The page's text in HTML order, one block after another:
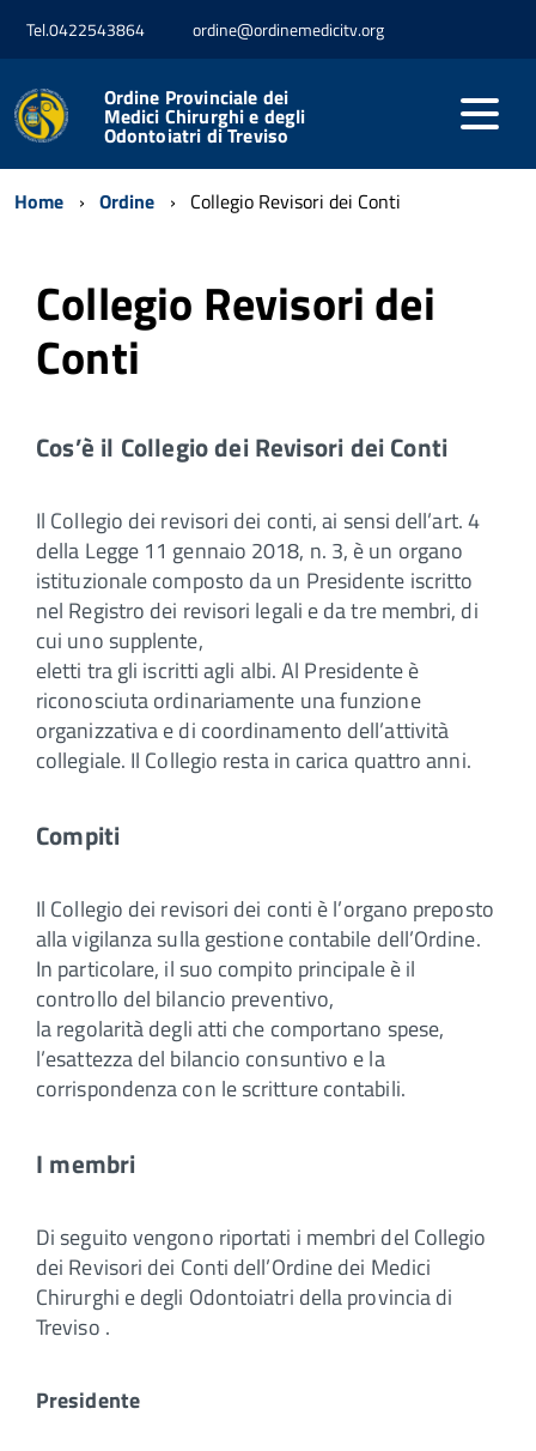
Tel.0422543864 ordine@ordinemedicitv.org
Ordine Provinciale dei
Medici Chirurghi e degli
Odontoiatri di Treviso
Home Ordine Collegio Revisori dei Conti
Collegio Revisori dei
Conti
Cos’è il Collegio dei Revisori dei Conti
Il Collegio dei revisori dei conti, ai sensi dell’art. 4
della Legge 11 gennaio 2018, n. 3, è un organo
istituzionale composto da un Presidente iscritto
nel Registro dei revisori legali e da tre membri, di
cui uno supplente,
eletti tra gli iscritti agli albi. Al Presidente è
riconosciuta ordinariamente una funzione
organizzativa e di coordinamento dell’attività
collegiale. Il Collegio resta in carica quattro anni.
Compiti
Il Collegio dei revisori dei conti è l’organo preposto
alla vigilanza sulla gestione contabile dell’Ordine.
In particolare, il suo compito principale è il
controllo del bilancio preventivo,
la regolarità degli atti che comportano spese,
l’esattezza del bilancio consuntivo e la
corrispondenza con le scritture contabili.
I membri
Di seguito vengono riportati i membri del Collegio
dei Revisori dei Conti dell’Ordine dei Medici
Chirurghi e degli Odontoiatri della provincia di
Treviso .
Presidente